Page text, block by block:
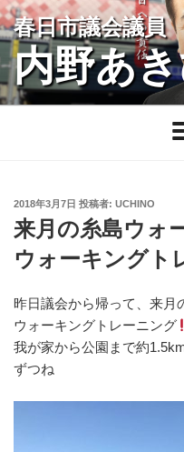
コ
ン
ツ
春日市議会議員
内野あ
投
稿
日:
2018年3月7日 投稿者: UCHINO
来月の糸島ウォ
ウォーキングト
昨日議会から帰って、来月
ウォーキングトレーニング
我が家から公園まで約
ずつね